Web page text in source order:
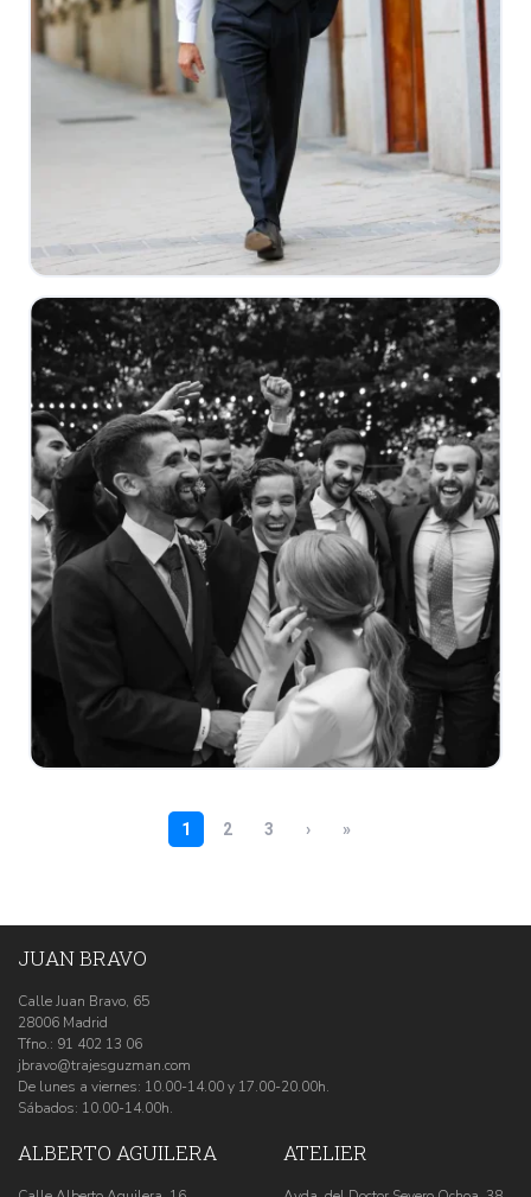
JUAN BRAVO
Calle Juan Bravo, 65
28006 Madrid
Tfno.: 91 402 13 06
jbravo@trajesguzman.com
De lunes a viernes: 10.00-14.00 y 17.00-20.00h.
Sábados: 10.00-14.00h.
ALBERTO AGUILERA ATELIER